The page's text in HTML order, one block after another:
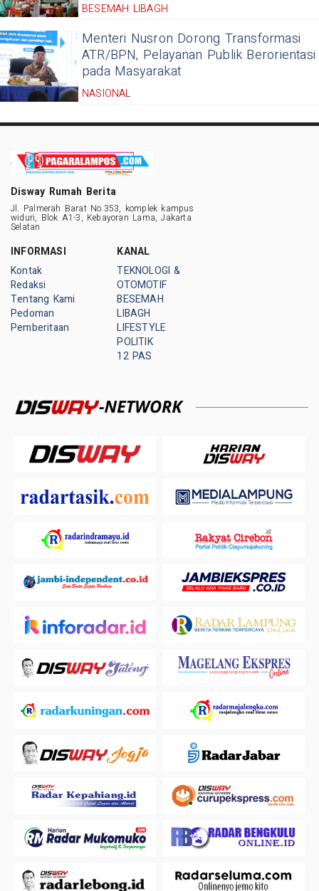
BESEMAH LIBAGH
Menteri Nusron Dorong Transformasi
ATR/BPN, Pelayanan Publik Berorientasi
pada Masyarakat
NASIONAL
Disway Rumah Berita
Jl. Palmerah Barat No.353, komplek kampus
widuri, Blok A1-3, Kebayoran Lama, Jakarta
Selatan
INFORMASI
Kontak
Redaksi
Tentang Kami
Pedoman
Pemberitaan
KANAL
TEKNOLOGI &
OTOMOTIF
BESEMAH
LIBAGH
LIFESTYLE
POLITIK
12 PAS